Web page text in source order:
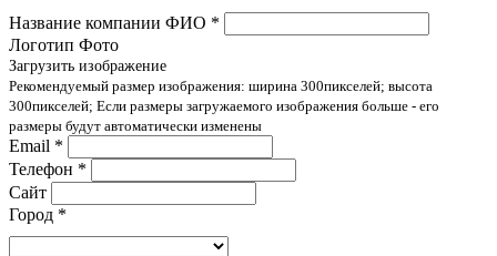
Название компании ФИО *
Логотип Фото
Загрузить изображение
Рекомендуемый размер изображения: ширина 300пикселей; высота
300пикселей; Если размеры загружаемого изображения больше - его
размеры будут автоматически изменены
Email *
Телефон *
Сайт
Город *